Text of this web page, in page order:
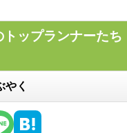
ップランナーたち
やく